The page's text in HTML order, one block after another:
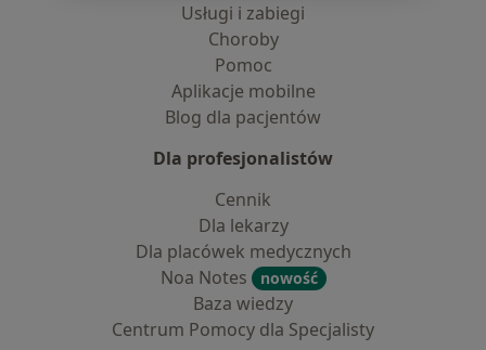
Usługi i zabiegi
Choroby
Pomoc
Aplikacje mobilne
Blog dla pacjentów
Dla profesjonalistów
Cennik
Dla lekarzy
Dla placówek medycznych
Noa Notes
nowość
Baza wiedzy
Centrum Pomocy dla Specjalisty